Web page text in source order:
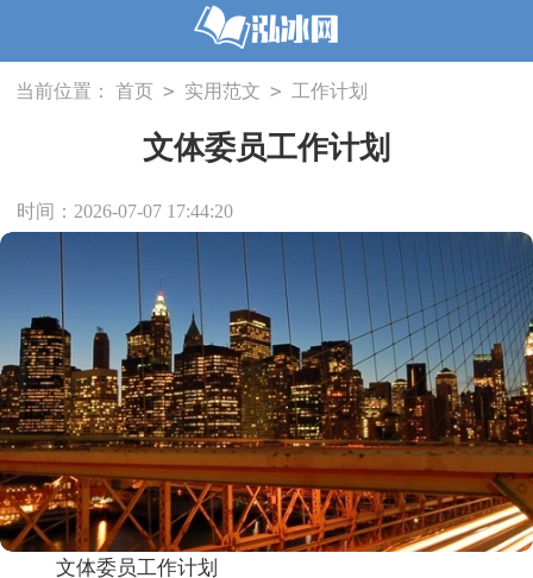
当前位置： 首页 > 实用范文 > 工作计划
文体委员工作计划
时间：2026-07-07 17:44:20
文体委员工作计划